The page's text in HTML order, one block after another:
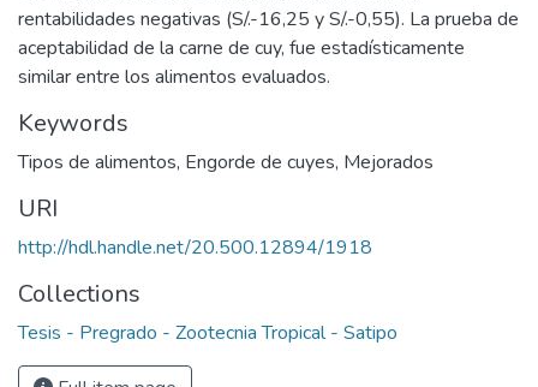
rentabilidades negativas (S/.-16,25 y S/.-0,55). La prueba de
aceptabilidad de la carne de cuy, fue estadísticamente
similar entre los alimentos evaluados.
Keywords
Tipos de alimentos, Engorde de cuyes, Mejorados
URI
http://hdl.handle.net/20.500.12894/1918
Collections
Tesis - Pregrado - Zootecnia Tropical - Satipo